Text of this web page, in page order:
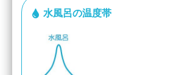
水風呂の温度帯